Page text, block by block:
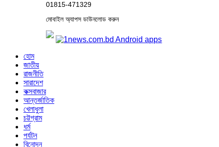
01815-471329
মোবাইল অ্যাপস ডাউনলোড করুন
হোম
জাতীয়
রাজনীতি
সারাদেশ
কক্সবাজার
আন্তর্জাতিক
খেলাধুলা
চট্টগ্রাম
ধর্ম
পর্যটন
বিনোদন